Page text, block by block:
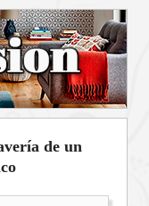
de un